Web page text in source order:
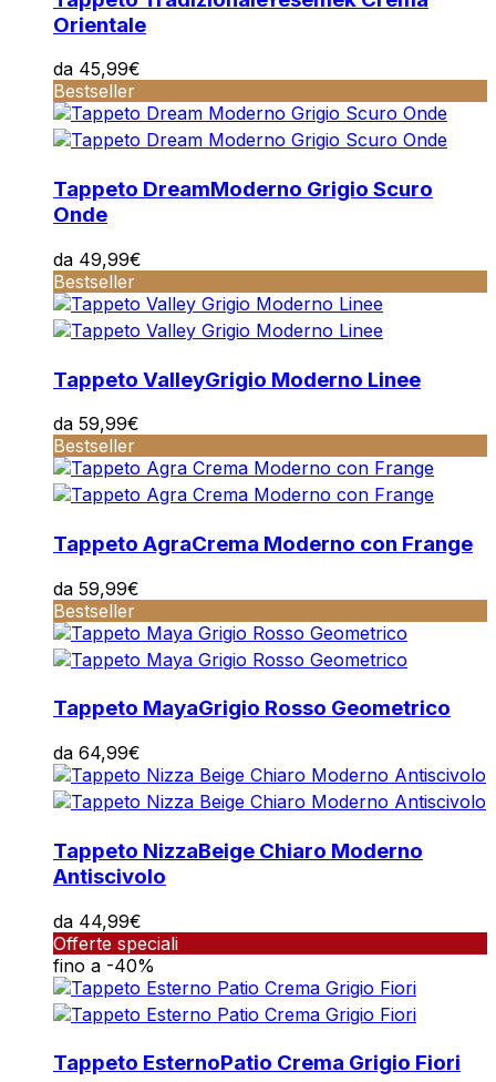
Orientale
da 45,99€
Bestseller
Tappeto DreamModerno Grigio Scuro
Onde
da 49,99€
Bestseller
Tappeto ValleyGrigio Moderno Linee
da 59,99€
Bestseller
Tappeto AgraCrema Moderno con Frange
da 59,99€
Bestseller
Tappeto MayaGrigio Rosso Geometrico
da 64,99€
Tappeto NizzaBeige Chiaro Moderno
Antiscivolo
da 44,99€
Offerte speciali
fino a -40%
Tappeto EsternoPatio Crema Grigio Fiori